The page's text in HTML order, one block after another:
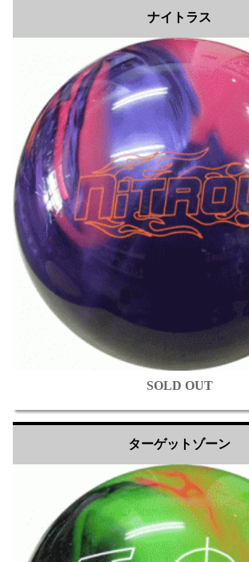
ナイトラス
SOLD OUT
ターゲットゾーン